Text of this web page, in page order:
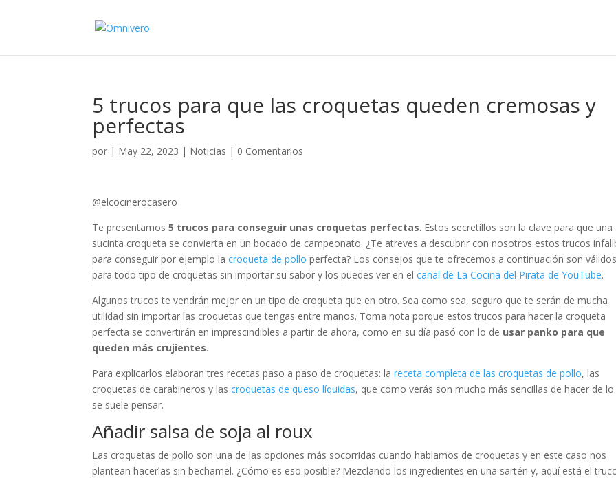
5 trucos para que las croquetas queden cremosas y
perfectas
por | May 22, 2023 | Noticias | 0 Comentarios
@elcocinerocasero
Te presentamos5 trucos para conseguir unas croquetas perfectas. Estos secretillos son la clave para que una
sucinta croqueta se convierta en un bocado de campeonato. ¿Te atreves a descubrir con nosotros estos trucos
para conseguir por ejemplo lacroqueta de pollo perfecta? Los consejos que te ofrecemos a continuación son válidos
para todo tipo de croquetas sin importar su sabor y los puedes ver en elcanal de La Cocina del Pirata de YouTube.
Algunos trucos te vendrán mejor en un tipo de croqueta que en otro. Sea como sea, seguro que te serán de mucha
utilidad sin importar las croquetas que tengas entre manos. Toma nota porque estos trucos para hacer la croqueta
perfecta se convertirán en imprescindibles a partir de ahora, como en su día pasó con lo de usar panko para que
queden más crujientes.
Para explicarlos elaboran tres recetas paso a paso de croquetas: lareceta completa de las croquetas de pollo, las
croquetas de carabineros y lascroquetas de queso líquidas, que como verás son mucho más sencillas de hacer de lo
se suele pensar.
Añadir salsa de soja al roux
Las croquetas de pollo son una de las opciones más socorridas cuando hablamos de croquetas y en este caso nos
plantean hacerlas sin bechamel. ¿Cómo es eso posible? Mezclando los ingredientes en una sartén y, aquí está el